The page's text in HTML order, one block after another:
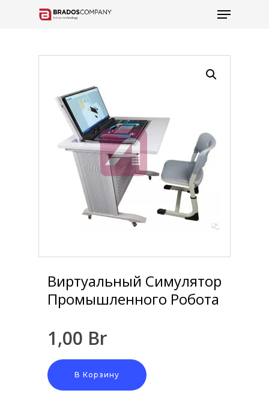
Виртуальный Симулятор
Промышленного Робота
1,00 Br
В Корзину